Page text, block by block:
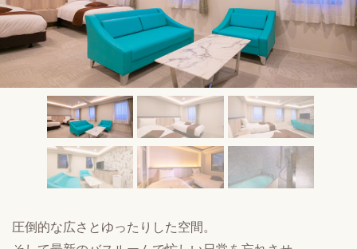
圧倒的な広さとゆったりした空間。